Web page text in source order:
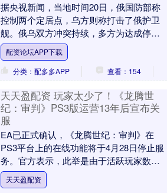
据央视新闻，当地时间20日，俄国防部称
控制两个定居点，乌方则称打击了俄护卫
舰。俄乌双方冲突持续，多方为达成停火
继续磋商。 当天，俄总统特别代表德米特
里耶夫抵达美....
配资论坛APP下载
分类：配多多APP
查看：154
天天盈配资 玩家太少了！《龙腾世
纪：审判》PS3版运营13年后宣布关
服
EA已正式确认，《龙腾世纪：审判》在
PS3平台上的在线功能将于4月28日停止服
务。官方表示，此举是由于活跃玩家数量
大幅减少，以及维护已运行12年的老旧服
务器设备....
天天盈配资